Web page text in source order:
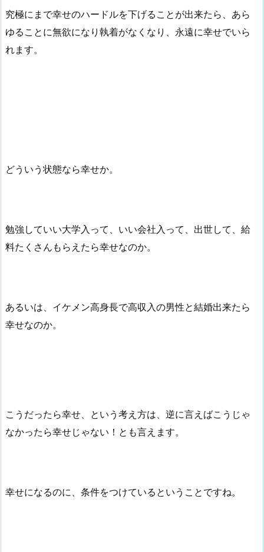
究極にまで幸せのハードルを下げることが出来たら、あら
ゆることに無欲になり執着がなくなり、永遠に幸せでいら
れます。
どういう状態なら幸せか。
勉強していい大学入って、いい会社入って、出世して、給
料たくさんもらえたら幸せなのか。
あるいは、イケメン高身長で高収入の男性と結婚出来たら
幸せなのか。
こうだったら幸せ、という考え方は、逆に言えばこうじゃ
なかったら幸せじゃない！とも言えます。
幸せになるのに、条件をつけているということですね。